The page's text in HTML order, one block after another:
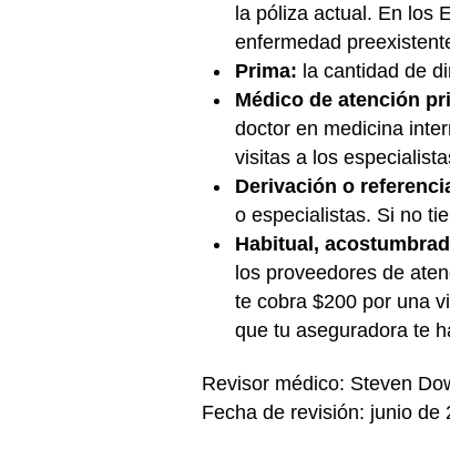
la póliza actual. En los
enfermedad
Prima: la cantidad de
Médico de atención
doctor en medicina
visitas a los
Derivación o
o especialistas. Si no
Habitual,
los proveedores de
te cobra $200 por una
que tu aseguradora te
Revisor médico: Steven
Fecha de revisión: junio de